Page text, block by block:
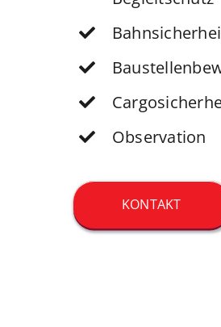
Observation
KONTAKT